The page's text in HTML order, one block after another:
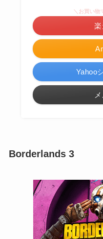
＼お買い物
Yahoo
Borderlands 3